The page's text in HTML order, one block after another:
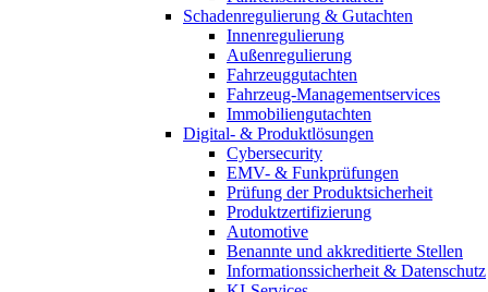
Schadenregulierung & Gutachten
Innenregulierung
Außenregulierung
Fahrzeuggutachten
Fahrzeug-Managementservices
Immobiliengutachten
Digital- & Produktlösungen
Cybersecurity
EMV- & Funkprüfungen
Prüfung der Produktsicherheit
Produktzertifizierung
Automotive
Benannte und akkreditierte Stellen
Informationssicherheit & Datenschutz